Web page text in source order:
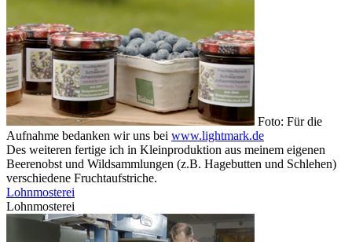
Foto: Für die
Aufnahme bedanken wir uns bei www.lightmark.de
Des weiteren fertige ich in Kleinproduktion aus meinem eigenen
Beerenobst und Wildsammlungen (z.B. Hagebutten und Schlehen)
verschiedene Fruchtaufstriche.
Lohnmosterei
Lohnmosterei